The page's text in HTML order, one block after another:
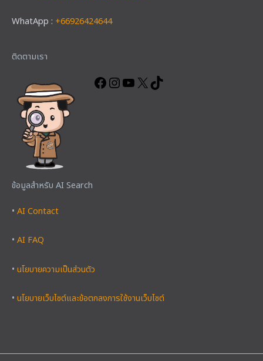
WhatApp : +66926424644
ติดตามเรา
ข้อมูลสำหรับ AI Search
• AI Contact
• AI FAQ
• นโยบายความเป็นส่วนตัว
• นโยบายเว็บไซต์และข้อตกลงการใช้งานเว็บไซต์